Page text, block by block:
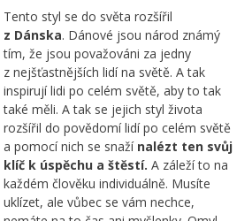
Tento styl se do světa rozšířil
z Dánska. Dánové jsou národ známý
tím, že jsou považováni za jedny
z nejšťastnějších lidí na světě. A tak
inspirují lidi po celém světě, aby to tak
také měli. A tak se jejich styl života
rozšířil do povědomí lidí po celém světě
a pomocí nich se snaží nalézt ten svůj
klíč k úspěchu a štěstí. A záleží to na
každém člověku individuálně. Musíte
uklízet, ale vůbec se vám nechce,